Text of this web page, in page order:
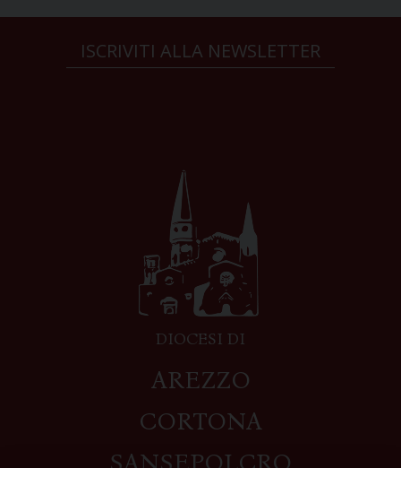
ISCRIVITI ALLA NEWSLETTER
DIOCESI DI
AREZZO
CORTONA
SANSEPOLCRO